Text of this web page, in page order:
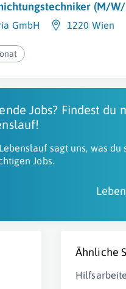
(M/
GmbH 1220 Wien
Jobs? Findest du
sagt uns, was du
Jobs.
Ähnliche